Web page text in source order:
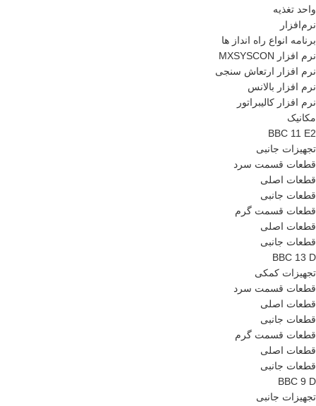
واحد تغذیه
نرم‌افزار
برنامه انواع راه انداز ها
نرم افزار MXSYSCON
نرم افزار ارتعاش سنجی
نرم افزار بالانس
نرم افزار کالیبراتور
مکانیک
BBC 11 E2
تجهیزات جانبی
قطعات قسمت سرد
قطعات اصلی
قطعات جانبی
قطعات قسمت گرم
قطعات اصلی
قطعات جانبی
BBC 13 D
تجهیزات کمکی
قطعات قسمت سرد
قطعات اصلی
قطعات جانبی
قطعات قسمت گرم
قطعات اصلی
قطعات جانبی
BBC 9 D
تجهیزات جانبی